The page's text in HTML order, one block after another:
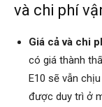
và chi phí
Giá cả và chi
có giá thành
E10 sẽ vẫn
được duy trì ở